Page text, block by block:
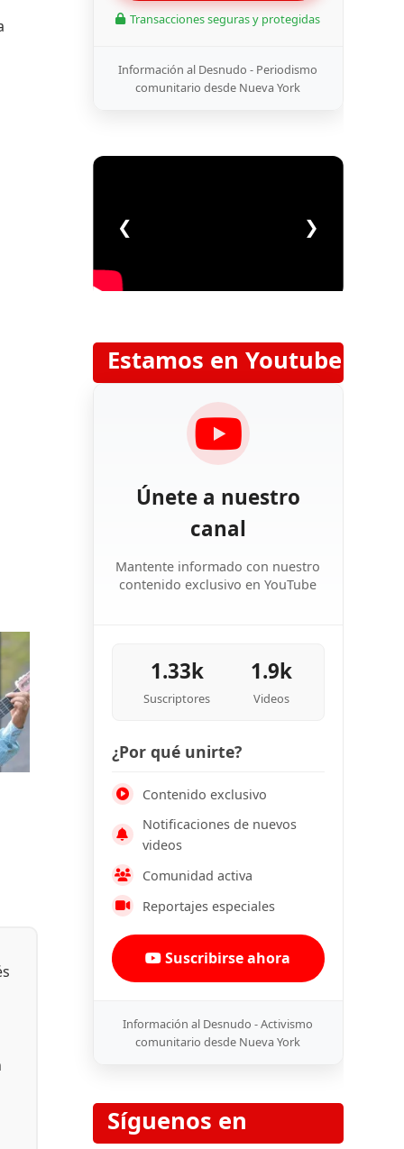
Transacciones seguras y protegidas
Información al Desnudo - Periodismo
comunitario desde Nueva York
❮ ❯
Estamos en Youtube
Únete a nuestro
canal
Mantente informado con nuestro
contenido exclusivo en YouTube
1.33k
Suscriptores
1.9k
Videos
¿Por qué unirte?
Contenido exclusivo
Notificaciones de nuevos
videos
Comunidad activa
Reportajes especiales
Suscribirse ahora
Información al Desnudo - Activismo
comunitario desde Nueva York
Síguenos en